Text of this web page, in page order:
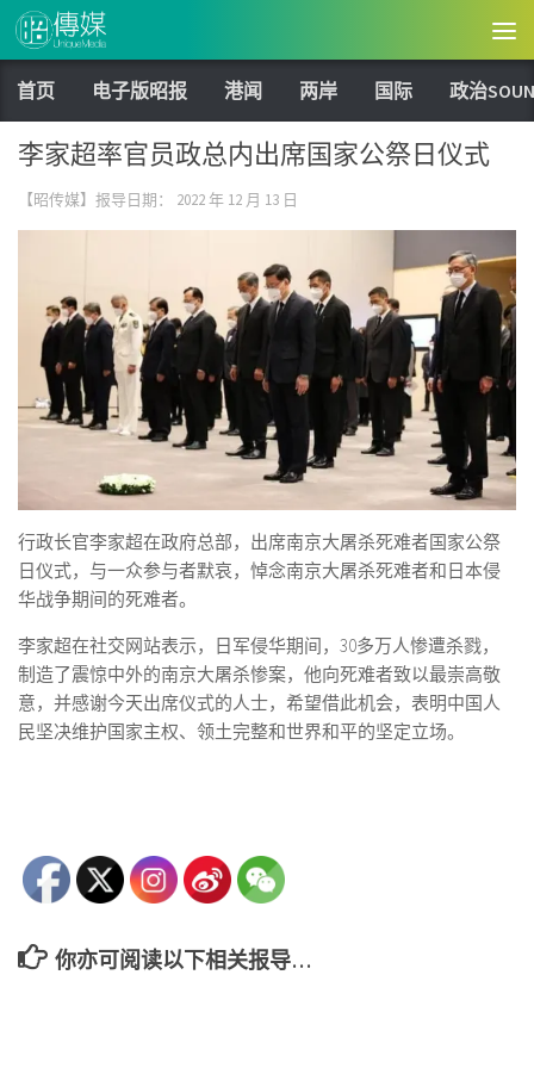
Skip to content
首页 电子版昭报 港闻 两岸 国际 政治
李家超率官员政总内出席国家公祭日仪式
【昭传媒】报导日期： 2022 年 12 月 13 日
行政长官李家超在政府总部，出席南京大屠杀死难者国家公祭
日仪式，与一众参与者默哀，悼念南京大屠杀死难者和日本侵
华战争期间的死难者。
李家超在社交网站表示，日军侵华期间，30多万人惨遭杀戮，
制造了震惊中外的南京大屠杀惨案，他向死难者致以最崇高敬
意，并感谢今天出席仪式的人士，希望借此机会，表明中国人
民坚决维护国家主权、领土完整和世界和平的坚定立场。
你亦可阅读以下相关报导…